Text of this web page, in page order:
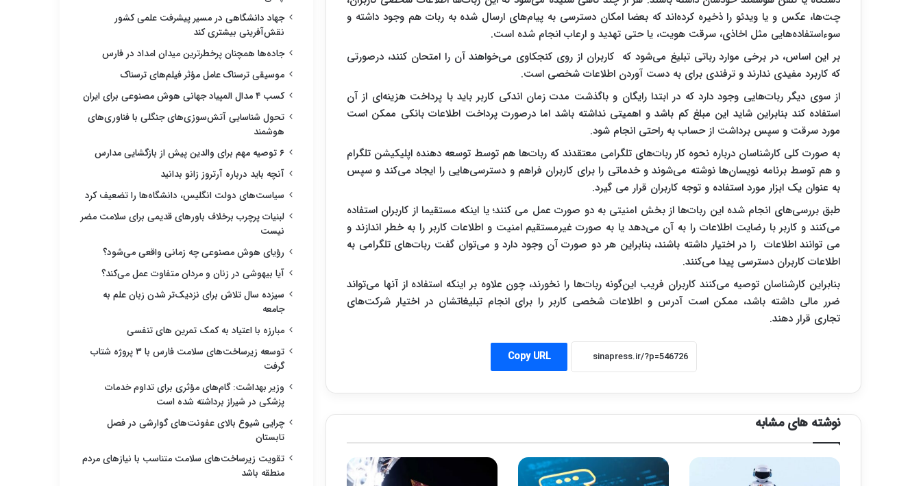
چت‌ها، عکس و یا ویدئو را ذخیره کرده‌اند که بعضا امکان دسترسی به‌ پیام‌های ارسال شده به ربات هم وجود داشته و
سوءاستفاده‌هایی مثل اخاذی، سرقت هویت، یا حتی تهدید و ارعاب انجام شده است.
بر این اساس، در برخی موارد رباتی تبلیغ می‌شود که کاربران از روی کنجکاوی می‌خواهند آن را امتحان کنند، درصورتی
که کاربرد مفیدی ندارند و ترفندی برای به دست آوردن اطلاعات شخصی است.
از سوی دیگر ربات‌هایی وجود دارد که در ابتدا رایگان و باگذشت مدت زمان اندکی کاربر باید با پرداخت هزینه‌ای از آن
استفاده کند بنابراین شاید این مبلغ کم باشد و اهمیتی نداشته باشد اما درصورت پرداخت اطلاعات بانکی ممکن است
مورد سرقت و سپس برداشت از حساب به راحتی انجام شود.
به صورت کلی کارشناسان درباره نحوه کار ربات‌های تلگرامی معتقدند که ربات‌ها هم توسط توسعه دهنده اپلیکیشن تلگرام
و هم توسط برنامه نویسان‌ها نوشته می‌شوند و خدماتی را برای کاربران فراهم و دسترسی‌هایی را ایجاد می‌کند و سپس
به عنوان یک ابزار مورد استفاده و توجه کاربران قرار می گیرد.
طبق بررسی‌های انجام شده این ربات‌ها از بخش امنیتی به دو صورت عمل می کنند؛ یا اینکه مستقیما از کاربران استفاده
می‌کنند و کاربر با رضایت اطلاعات را به آن می‌دهد یا به صورت غیرمستقیم امنیت و اطلاعات کاربر را به خطر اندازند و
می توانند اطلاعات را در اختیار داشته باشند، بنابراین هر دو صورت آن وجود دارد و می‌توان گفت ربات‌های تلگرامی به
اطلاعات کاربران دسترسی پیدا می‌کنند.
بنابراین کارشناسان توصیه می‌کنند کاربران فریب این‌گونه ربات‌ها را نخورند، چون علاوه بر اینکه استفاده از آنها می‌تواند
ضرر مالی داشته باشد، ممکن است آدرس و اطلاعات شخصی کاربر را برای انجام تبلیغاتشان در اختیار شرکت‌های
تجاری قرار دهند.
Copy URL
نوشته های مشابه
جهاد دانشگاهی در مسیر پیشرفت علمی کشور
نقش‌آفرینی بیشتری کند
جاده‌ها همچنان پرخطرترین میدان امداد در فارس
موسیقی ترسناک عامل مؤثر فیلم‌های ترسناک
کسب ۴ مدال المپیاد جهانی هوش مصنوعی برای ایران
تحول شناسایی آتش‌سوزی‌های جنگلی با فناوری‌های
هوشمند
۶ توصیه مهم برای والدین پیش از بازگشایی مدارس
آنچه باید درباره آرتروز زانو بدانید
سیاست‌های دولت انگلیس، دانشگاه‌ها را تضعیف کرد
لبنیات پرچرب برخلاف باورهای قدیمی برای سلامت مضر
نیست
رؤیای هوش مصنوعی چه زمانی واقعی می‌شود؟
آیا بیهوشی در زنان و مردان متفاوت عمل می‌کند؟
سیزده سال تلاش برای نزدیک‌تر شدن زبان علم به
جامعه
مبارزه با اعتیاد به کمک تمرین های تنفسی
توسعه زیرساخت‌های سلامت فارس با ۳ پروژه شتاب
گرفت
وزیر بهداشت: گام‌های مؤثری برای تداوم خدمات
پزشکی در شیراز برداشته شده است
چرایی شیوع بالای عفونت‌های گوارشی در فصل
تابستان
تقویت زیرساخت‌های سلامت متناسب با نیازهای مردم
منطقه باشد